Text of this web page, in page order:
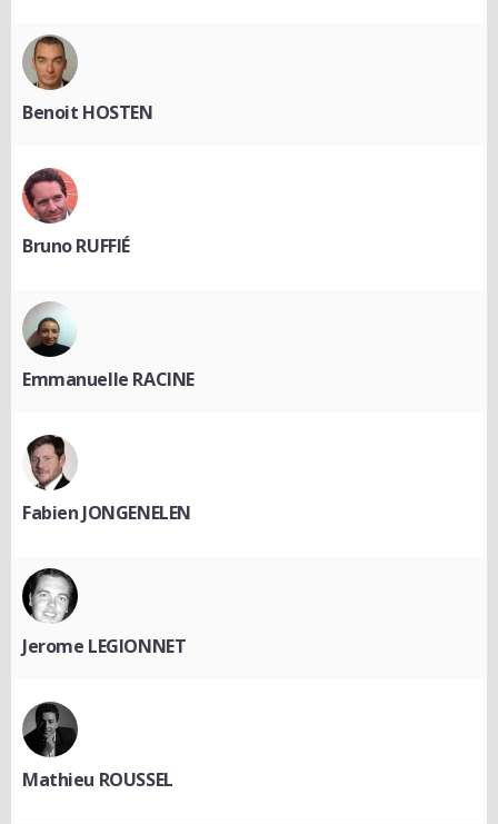
Benoit HOSTEN
Bruno RUFFIÉ
Emmanuelle RACINE
Fabien JONGENELEN
Jerome LEGIONNET
Mathieu ROUSSEL